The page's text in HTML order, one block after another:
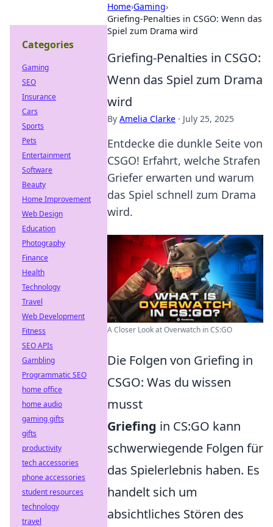
Home›Gaming›
Griefing-Penalties in CSGO: Wenn das
Spiel zum Drama wird
Griefing-Penalties in CSGO:
Wenn das Spiel zum Drama
wird
By Amelia Clarke · July 25, 2025
Entdecke die dunkle Seite von
CSGO! Erfahrt, welche Strafen
Griefer erwarten und warum
das Spiel schnell zum Drama
wird.
A Closer Look at Overwatch in CS:GO
Die Folgen von Griefing in
CSGO: Was du wissen
musst
Griefing in CS:GO kann
schwerwiegende Folgen für
das Spielerlebnis haben. Es
handelt sich um
absichtliches Stören des
Categories
Gaming
SEO
Insurance
Cars
Sports
Pets
Entertainment
Software
Beauty
Home Improvement
Web Design
Education
Photography
Finance
Health
Technology
Travel
Web Development
Fitness
SEO APIs
Gambling
Programmatic SEO
home office
home audio
gaming gifts
gifts
productivity
tech accessories
phone accessories
student resources
technology
travel